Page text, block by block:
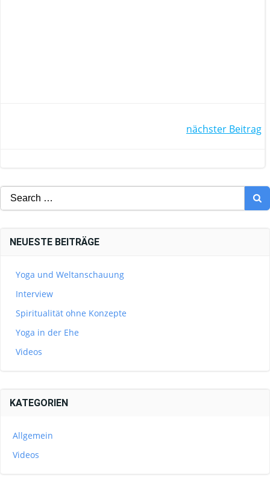
nächster Beitrag
Search
for:
NEUESTE BEITRÄGE
Yoga und Weltanschauung
Interview
Spiritualität ohne Konzepte
Yoga in der Ehe
Videos
KATEGORIEN
Allgemein
Videos